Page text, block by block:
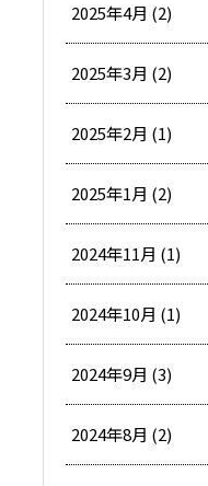
2025年4月 (2)
2025年3月 (2)
2025年2月 (1)
2025年1月 (2)
2024年11月 (1)
2024年10月 (1)
2024年9月 (3)
2024年8月 (2)